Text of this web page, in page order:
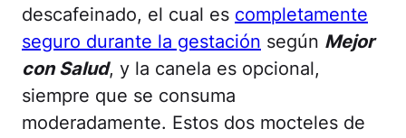
descafeinado, el cual es completamente
seguro durante la gestación según Mejor
con Salud, y la canela es opcional,
siempre que se consuma
moderadamente. Estos dos mocteles de